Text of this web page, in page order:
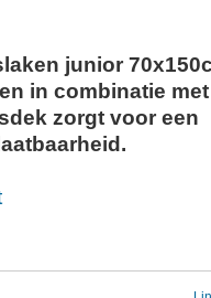
junior
in combinatie met
zorgt voor een